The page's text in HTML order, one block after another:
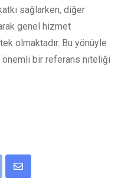
sağlarken, diğer
genel hizmet
olmaktadır. Bu yönüyle
bir referans niteliği
Share